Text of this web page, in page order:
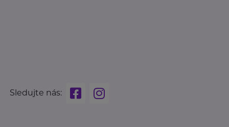
Sledujte nás: